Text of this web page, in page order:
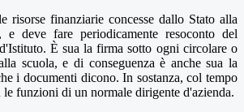
risorse finanziarie concesse dallo Stato alla
deve fare periodicamente resoconto del
È sua la firma sotto ogni circolare o
scuola, e di conseguenza è anche sua la
i documenti dicono. In sostanza, col tempo
le funzioni di un normale dirigente d'azienda.